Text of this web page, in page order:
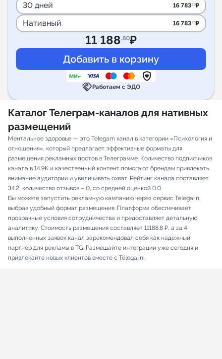
30 дней 16 783.20₽
Нативный 16 783.20₽
11 188.80₽
handshakeРаботаем с ЭДО
Каталог Телеграм-каналов для нативных
размещений
Ментальное здоровье — это Telegam канал в категории «Психология и
отношения», который предлагает эффективные форматы для
размещения рекламных постов в Телеграмме. Количество подписчиков
канала в 14.9K и качественный контент помогают брендам привлекать
внимание аудитории и увеличивать охват. Рейтинг канала составляет
34.2, количество отзывов – 0, со средней оценкой 0.0.
Вы можете запустить рекламную кампанию через сервис Telega.in,
выбрав удобный формат размещения. Платформа обеспечивает
прозрачные условия сотрудничества и предоставляет детальную
аналитику. Стоимость размещения составляет 11188.8 ₽, а за 4
выполненных заявок канал зарекомендовал себя как надежный
партнер для рекламы в TG. Размещайте интеграции уже сегодня и
привлекайте новых клиентов вместе с Telega.in!